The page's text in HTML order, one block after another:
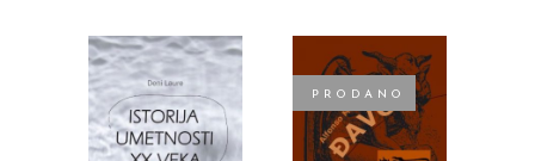
PRODANO